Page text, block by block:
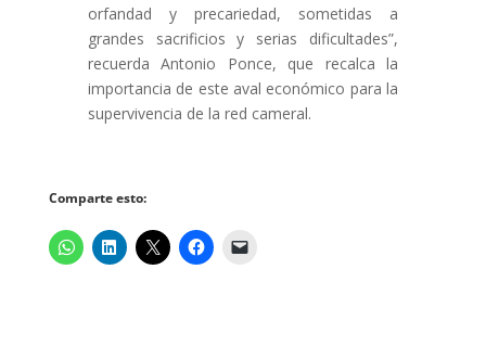
orfandad y precariedad, sometidas a
grandes sacrificios y serias dificultades”,
recuerda Antonio Ponce, que recalca la
importancia de este aval económico para la
supervivencia de la red cameral.
Comparte esto: